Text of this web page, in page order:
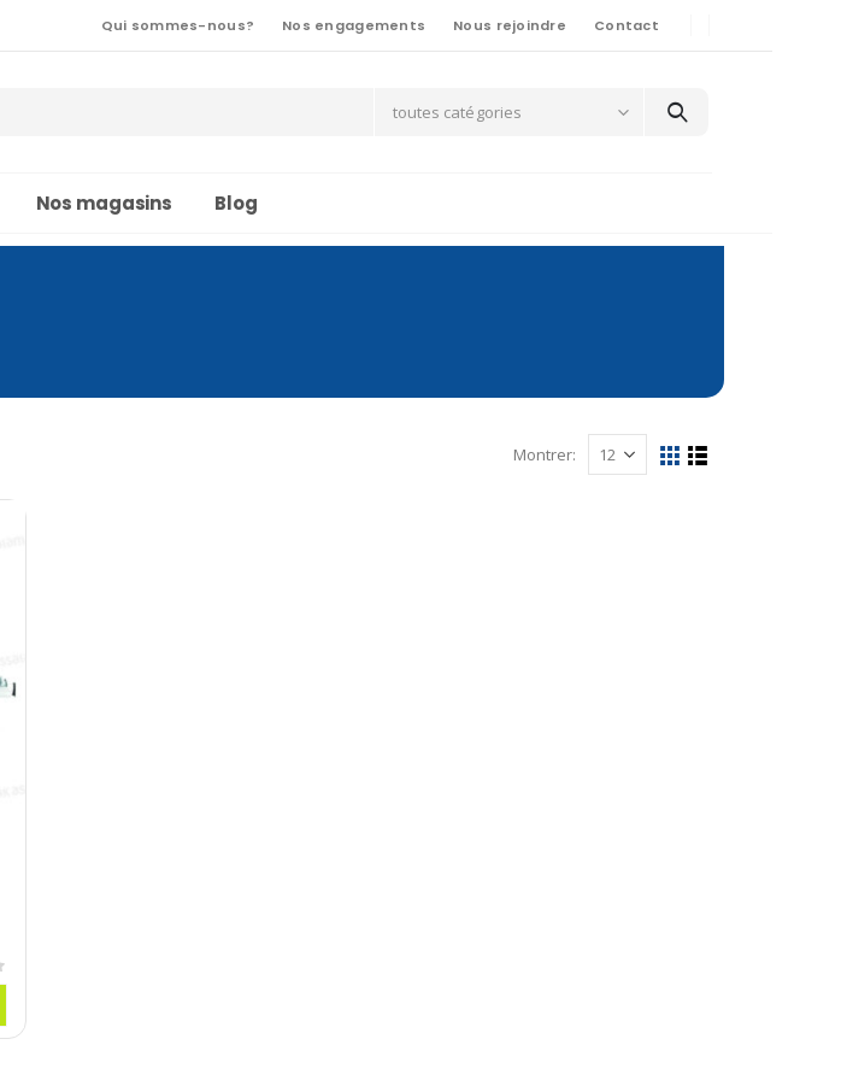
Qui sommes-nous? Nos engagements Nous rejoindre Contact
toutes catégories
Nos magasins Blog
Montrer: